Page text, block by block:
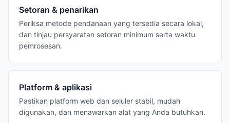
Setoran & penarikan
Periksa metode pendanaan yang tersedia secara lokal,
dan tinjau persyaratan setoran minimum serta waktu
pemrosesan.
Platform & aplikasi
Pastikan platform web dan seluler stabil, mudah
digunakan, dan menawarkan alat yang Anda butuhkan.